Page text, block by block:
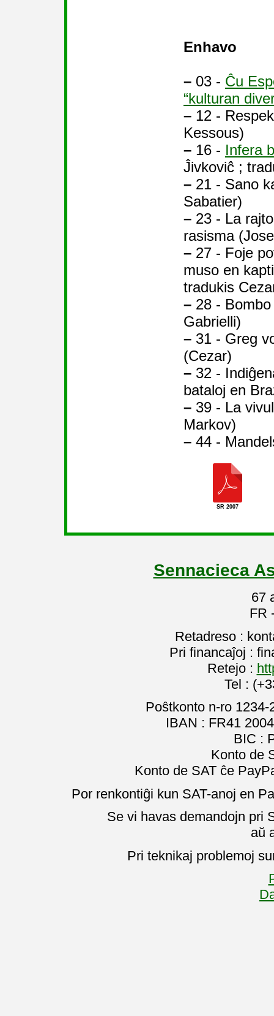
Enhavo
– 03 - Ĉu
“kulturan
– 12 -
Kessous)
– 16 - Infera
Ĵivkoviĉ ;
– 21 - Sano
Sabatier)
– 23 - La
rasisma
– 27 - Foje
muso en
tradukis
– 28 -
Gabrielli)
– 31 - Greg
(Cezar)
– 32 -
bataloj en
– 39 - La
Markov)
– 44 -
SR 2007
Sennacieca
67
FR
Retadreso :
Pri financaĵoj :
Retejo :
Tel :
Poŝtkonto n-ro
IBAN : FR41
BIC :
Konto de
Konto de SAT ĉe
Por renkontiĝi kun SAT-anoj en
Se vi havas demandojn pri
aŭ
Pri teknikaj problemoj